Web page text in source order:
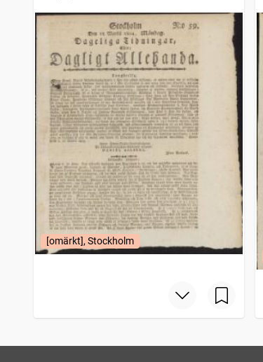
[omärkt], Stockholm